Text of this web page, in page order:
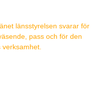
länsstyrelsen svarar för
pass och för den